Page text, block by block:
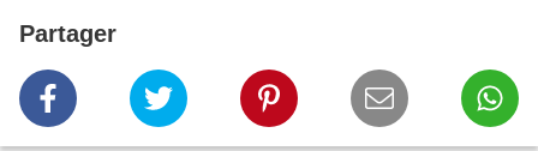
Partager